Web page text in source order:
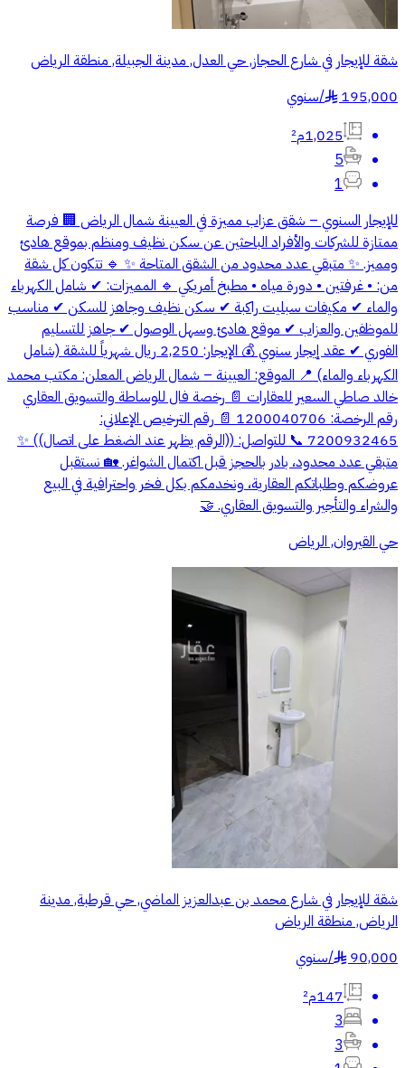
شقة للإيجار في شارع الحجاز, حي العدل, مدينة الجبيلة, منطقة الرياض
195,000
§
/سنوي
1,025م²
5
1
للإيجار السنوي – شقق عزاب مميزة في العيينة شمال الرياض 🏢 فرصة
ممتازة للشركات والأفراد الباحثين عن سكن نظيف ومنظم بموقع هادئ
ومميز. ✨ متبقي عدد محدود من الشقق المتاحة ✨ 🔹 تتكون كل شقة
من: • غرفتين • دورة مياه • مطبخ أمريكي 🔹 المميزات: ✔ شامل الكهرباء
والماء ✔ مكيفات سبليت راكبة ✔ سكن نظيف وجاهز للسكن ✔ مناسب
للموظفين والعزاب ✔ موقع هادئ وسهل الوصول ✔ جاهز للتسليم
الفوري ✔ عقد إيجار سنوي 💰 الإيجار: 2,250 ريال شهرياً للشقة (شامل
الكهرباء والماء) 📍 الموقع: العيينة – شمال الرياض المعلن: مكتب محمد
خالد صاطي السعير للعقارات 📄 رخصة فال للوساطة والتسويق العقاري
رقم الرخصة: 1200040706 📄 رقم الترخيص الإعلاني:
7200932465 📞 للتواصل: ((الرقم يظهر عند الضغط على اتصال)) ✨
متبقي عدد محدود، بادر بالحجز قبل اكتمال الشواغر. 🏡 نستقبل
عروضكم وطلباتكم العقارية، ونخدمكم بكل فخر واحترافية في البيع
والشراء والتأجير والتسويق العقاري. 🤝
حي القيروان, الرياض
شقة للإيجار في شارع محمد بن عبدالعزيز الماضي, حي قرطبة, مدينة
الرياض, منطقة الرياض
90,000
§
/سنوي
147م²
3
3